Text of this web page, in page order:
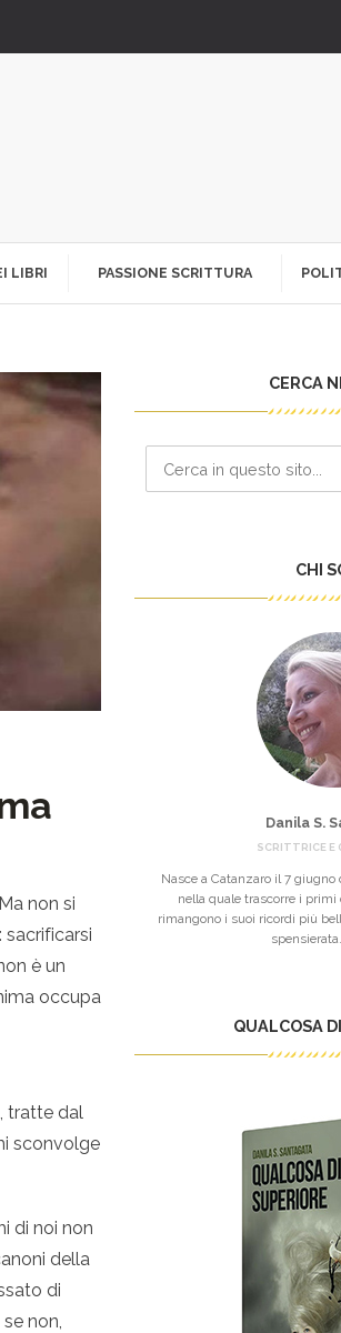
LIBRI PASSIONE SCRITTURA
non si
sacrificarsi
è un
occupa
tratte dal
sconvolge
di noi non
della
di
non,
CERCA
CHI
Danila S.
SCRITTRICE E
Nasce a Catanzaro il 7 giugno
nella quale trascorre i
rimangono i suoi ricordi più
spensierata.
QUALCOSA